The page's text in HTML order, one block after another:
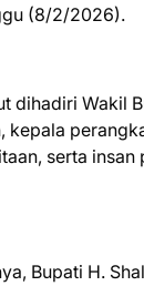
(8/2/2026).
dihadiri Wakil
kepala
serta insan
Bupati H.